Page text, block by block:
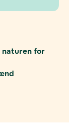
naturen for